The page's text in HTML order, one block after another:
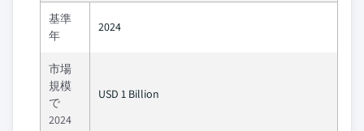
基準
年
2024
市場
規模
で
2024
USD 1 Billion